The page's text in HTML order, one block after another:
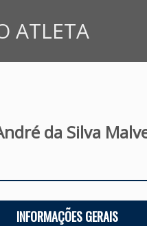
ATLETA
da Silva
INFORMAÇÕES GERAIS